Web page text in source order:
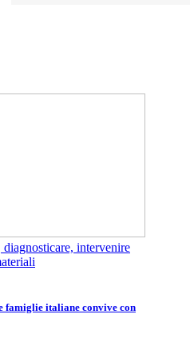
intervenire
italiane convive con